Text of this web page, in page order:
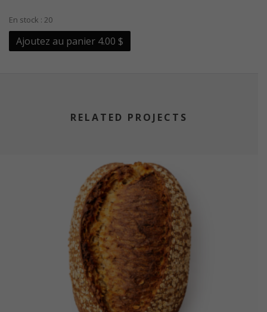
En stock : 20
Ajoutez au panier 4.00 $
RELATED PROJECTS